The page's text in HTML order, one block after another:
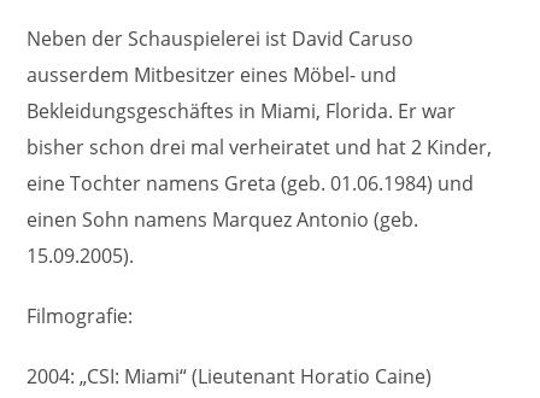
Neben der Schauspielerei ist David Caruso
ausserdem Mitbesitzer eines Möbel- und
Bekleidungsgeschäftes in Miami, Florida. Er war
bisher schon drei mal verheiratet und hat 2 Kinder,
eine Tochter namens Greta (geb. 01.06.1984) und
einen Sohn namens Marquez Antonio (geb.
15.09.2005).
Filmografie:
2004: „CSI: Miami“ (Lieutenant Horatio Caine)